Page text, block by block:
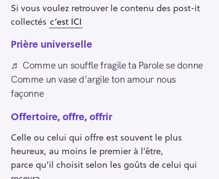
Si vous voulez retrouver le contenu des post-it
collectés c’est ICI
Prière universelle
♬ Comme un souffle fragile ta Parole se donne
Comme un vase d’argile ton amour nous
façonne
Offertoire, offre, offrir
Celle ou celui qui offre est souvent le plus
heureux, au moins le premier à l’être,
parce qu’il choisit selon les goûts de celui qui